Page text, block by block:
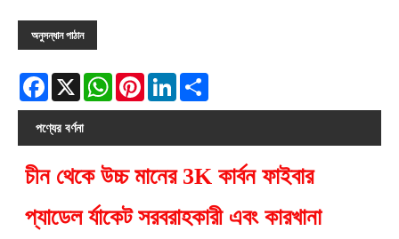
অনুসন্ধান পাঠান
Facebook
X WhatsAppPinterestLinkedIn
পণ্যের বর্ণনা
চীন থেকে উচ্চ মানের 3K কার্বন ফাইবার
প্যাডেল র্যাকেট সরবরাহকারী এবং কারখানা